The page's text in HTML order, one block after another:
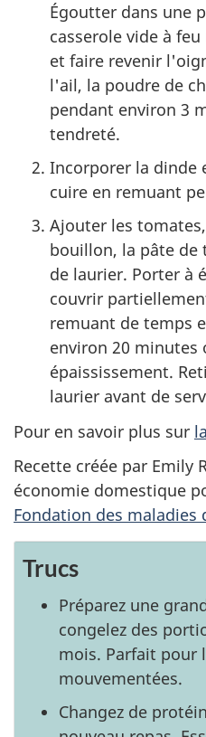
Égoutter dans une
casserole vide à
et faire revenir
l'ail, la poudre de
pendant environ 3
tendreté.
Incorporer la dinde
cuire en remuant
Ajouter les
bouillon, la pâte de
de laurier. Porter à
couvrir
remuant de temps
environ 20 minutes
épaississement.
laurier avant de
Pour en savoir plus sur
Recette créée par Emily
économie domestique
Fondation des
Trucs
Préparez une
congelez des
mois. Parfait pour
mouvementées.
Changez de